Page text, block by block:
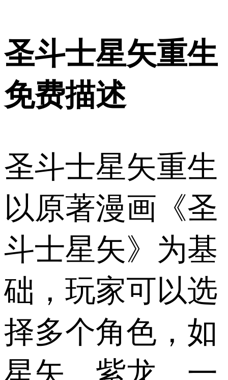
圣斗士星矢重生
免费描述
圣斗士星矢重生
以原著漫画《圣
斗士星矢》为基
础，玩家可以选
择多个角色，如
星矢、紫龙、一